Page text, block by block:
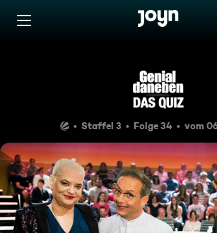
Zum Inhalt springen
Hannes
Staffel 3 Folge 34 vom